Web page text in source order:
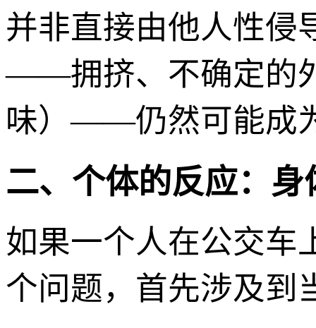
并非直接由他人性侵
——拥挤、不确定的
味）——仍然可能成
二、个体的反应：
如果一个人在公交车
个问题，首先涉及到